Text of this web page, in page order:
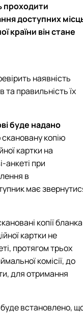
проходити
доступних
країни він стане
наявність
та правильність їх
буде надано
копію
картки на
анкеті при
в
має
копії бланка
картки не
протягом трьох
комісії, до
для отримання
встановлено,